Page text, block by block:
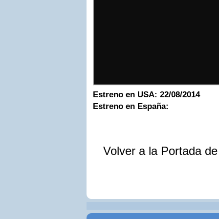
Estreno en USA: 22/08/2014
Estreno en España:
Volver a la Portada